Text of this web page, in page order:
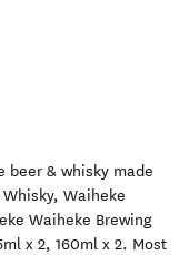
& whisky made
Waiheke
Waiheke Brewing
x 2, 160ml x 2. Most